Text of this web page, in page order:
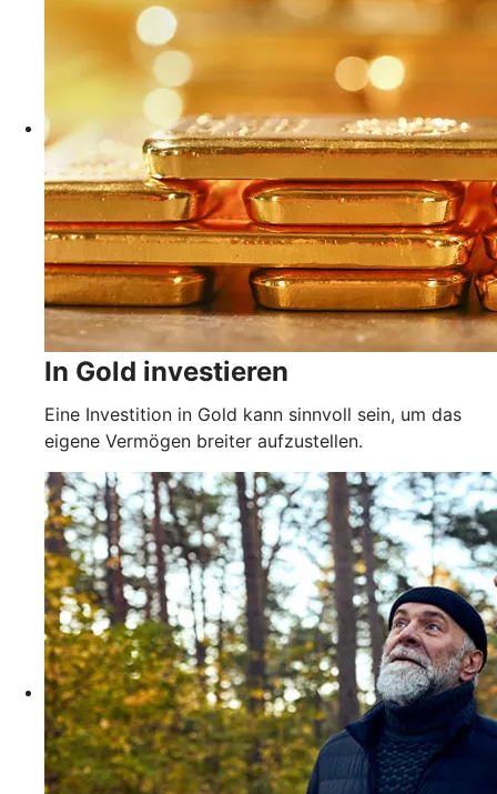
In Gold investieren
Eine Investition in Gold kann sinnvoll sein, um das
eigene Vermögen breiter aufzustellen.